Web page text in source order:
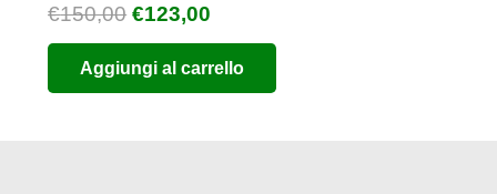
€150,00 Il
prezzo
originale
era:
€123,00
prezzo
attuale
è:
Aggiungi al carrello